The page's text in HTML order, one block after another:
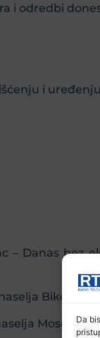
Da
i odredbi
i
– Danas bez
Bikodže